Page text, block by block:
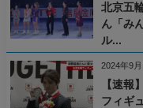
北京五
ん「み
ル...
【速報
フィギ
2024年9